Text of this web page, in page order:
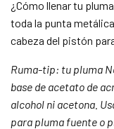
¿Cómo llenar tu
toda la punta
cabeza del pistón
Ruma-tip: tu pluma
base de acetato de
alcohol ni acetona.
para pluma fuente o
¿Tienes